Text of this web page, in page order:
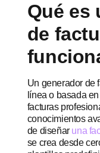
Qué es
de
Un generador de
línea o basada
facturas
conocimientos
de diseñar una
se crea desde